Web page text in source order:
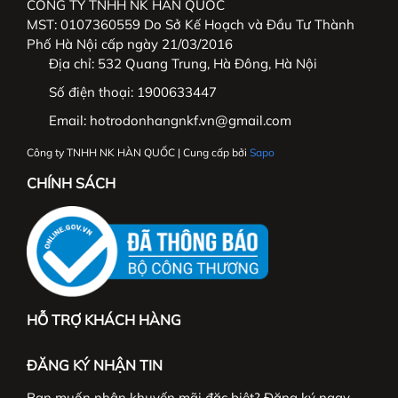
CÔNG TY TNHH NK HÀN QUỐC
MST: 0107360559 Do Sở Kế Hoạch và Đầu Tư Thành
Phố Hà Nội cấp ngày 21/03/2016
Địa chỉ: 532 Quang Trung, Hà Đông, Hà Nội
Số điện thoại: 1900633447
Email: hotrodonhangnkf.vn@gmail.com
Công ty TNHH NK HÀN QUỐC | Cung cấp bởi Sapo
CHÍNH SÁCH
HỖ TRỢ KHÁCH HÀNG
ĐĂNG KÝ NHẬN TIN